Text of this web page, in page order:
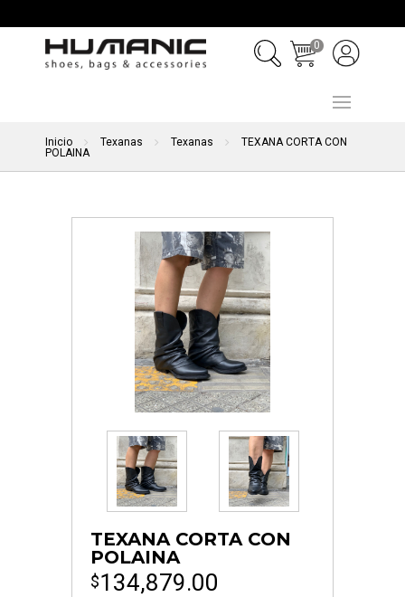
0
Inicio Texanas Texanas
TEXANA CORTA CON
POLAINA
TEXANA CORTA CON
POLAINA
$134,879.00